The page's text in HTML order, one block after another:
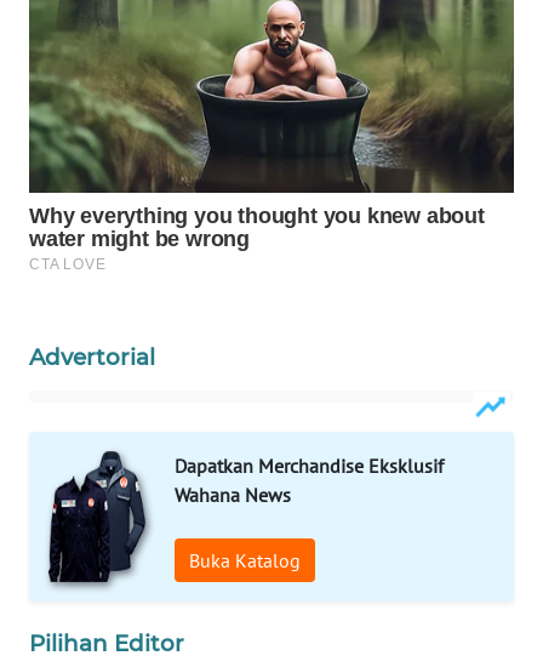
Advertorial
Dapatkan Merchandise Eksklusif
Wahana News
Buka Katalog
Pilihan Editor
WAHANA
TV
WAHANANEWS
ID
WAHANANEWS
CO ID
WAHANA
UMKM
WAHANA
SELEB
WAHANA